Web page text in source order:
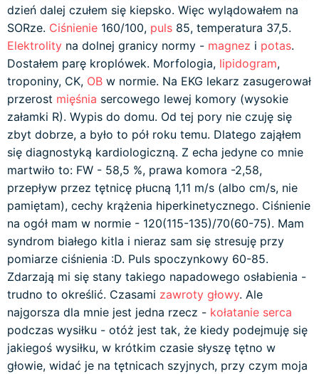
dzień dalej czułem się kiepsko. Więc wylądowałem na
SORze. Ciśnienie 160/100, puls 85, temperatura 37,5.
Elektrolity na dolnej granicy normy - magnez i potas.
Dostałem parę kroplówek. Morfologia, lipidogram,
troponiny, CK, OB w normie. Na EKG lekarz zasugerował
przerost mięśnia sercowego lewej komory (wysokie
załamki R). Wypis do domu. Od tej pory nie czuję się
zbyt dobrze, a było to pół roku temu. Dlatego zająłem
się diagnostyką kardiologiczną. Z echa jedyne co mnie
martwiło to: FW - 58,5 %, prawa komora -2,58,
przepływ przez tętnicę płucną 1,11 m/s (albo cm/s, nie
pamiętam), cechy krążenia hiperkinetycznego. Ciśnienie
na ogół mam w normie - 120(115-135)/70(60-75). Mam
syndrom białego kitla i nieraz sam się stresuję przy
pomiarze ciśnienia :D. Puls spoczynkowy 60-85.
Zdarzają mi się stany takiego napadowego osłabienia -
trudno to określić. Czasami zawroty głowy. Ale
najgorsza dla mnie jest jedna rzecz - kołatanie serca
podczas wysiłku - otóż jest tak, że kiedy podejmuję się
jakiegoś wysiłku, w krótkim czasie słyszę tętno w
głowie, widać je na tętnicach szyjnych, przy czym moja